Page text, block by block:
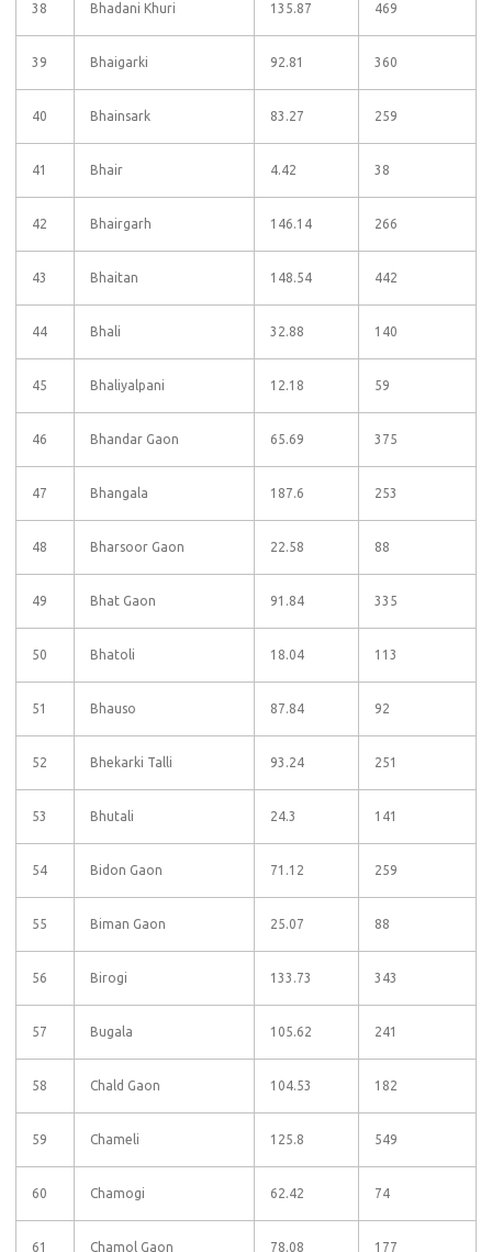
38 Bhadani Khuri 135.87 469
39 Bhaigarki 92.81 360
40 Bhainsark 83.27 259
41 Bhair 4.42 38
42 Bhairgarh 146.14 266
43 Bhaitan 148.54 442
44 Bhali 32.88 140
45 Bhaliyalpani 12.18 59
46 Bhandar Gaon 65.69 375
47 Bhangala 187.6 253
48 Bharsoor Gaon 22.58 88
49 Bhat Gaon 91.84 335
50 Bhatoli 18.04 113
51 Bhauso 87.84 92
52 Bhekarki Talli 93.24 251
53 Bhutali 24.3 141
54 Bidon Gaon 71.12 259
55 Biman Gaon 25.07 88
56 Birogi 133.73 343
57 Bugala 105.62 241
58 Chald Gaon 104.53 182
59 Chameli 125.8 549
60 Chamogi 62.42 74
61 Chamol Gaon 78.08 177